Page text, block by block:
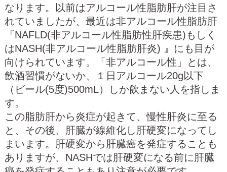
なります。以前はアルコール性脂肪肝が注目さ
れていましたが、最近は非アルコール性脂肪肝
『NAFLD(非アルコール性脂肪性肝疾患)もしく
はNASH(非アルコール性脂肪肝炎) 』にも目が
向けられています。「非アルコール性」とは、
飲酒習慣がないか、１日アルコール20g以下
（ビール(5度)500mL）しか飲まない人を指しま
す。
この脂肪肝から炎症が起きて、慢性肝炎に至る
と、その後、肝臓が線維化し肝硬変になってし
まいます。肝硬変から肝臓癌を発症することも
ありますが、NASHでは肝硬変になる前に肝臓